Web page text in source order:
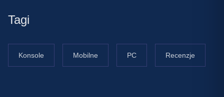
Tagi
Konsole Mobilne PC Recenzje